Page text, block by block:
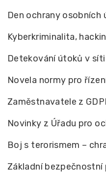
Den ochrany osobních
Kyberkriminalita,
Detekování útoků v
Novela normy pro
Zaměstnavatele z
Novinky z Úřadu pro
Boj s terorismem –
Základní